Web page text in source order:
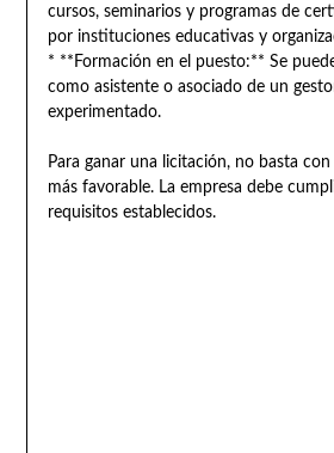
cursos, seminarios y programas de
por instituciones educativas y
* **Formación en el puesto:** Se
como asistente o asociado de un
experimentado.
Para ganar una licitación, no basta
más favorable. La empresa debe
requisitos establecidos.